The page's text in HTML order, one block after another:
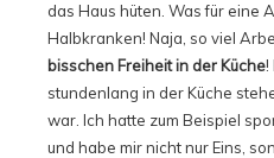
das Haus hüten. Was für eine
Halbkranken! Naja, so viel
bisschen Freiheit in der Küche!
stundenlang in der Küche
war. Ich hatte zum Beispiel
und habe mir nicht nur Eins,